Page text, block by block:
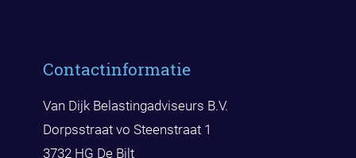
Contactinformatie
Van Dijk Belastingadviseurs B.V.
Dorpsstraat vo Steenstraat 1
3732 HG De Bilt